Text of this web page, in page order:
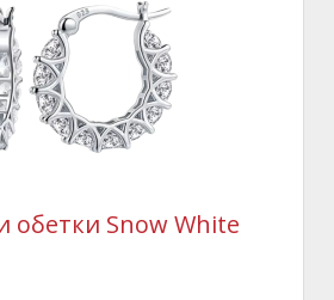
обетки Snow White